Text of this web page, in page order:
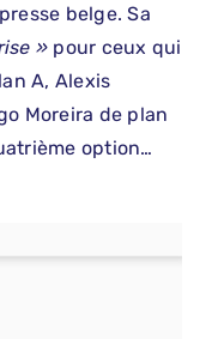
belge. Sa
» pour ceux qui
A, Alexis
Moreira de plan
option…